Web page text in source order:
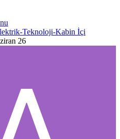
Teknoloji-Kabin İçi
26